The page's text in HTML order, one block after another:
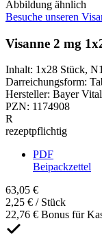
Abbildung ähnlich
Besuche unseren
Visanne 2 mg
Inhalt: 1x28 Stück, N1
Darreichungsform:
Hersteller: Bayer
PZN: 1174908
R
rezeptpflichtig
PDF
Beipackzettel
63,05 €
2,25 € / Stück
22,76 € Bonus für